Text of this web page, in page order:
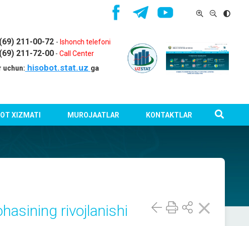
(69) 211-00-72 - Ishonch telefoni
(69) 211-72-00- Call Center
uchun: hisobot.stat.uz ga
XIZMATI MUROJAATLAR KONTAKTLAR
rivojlanishi